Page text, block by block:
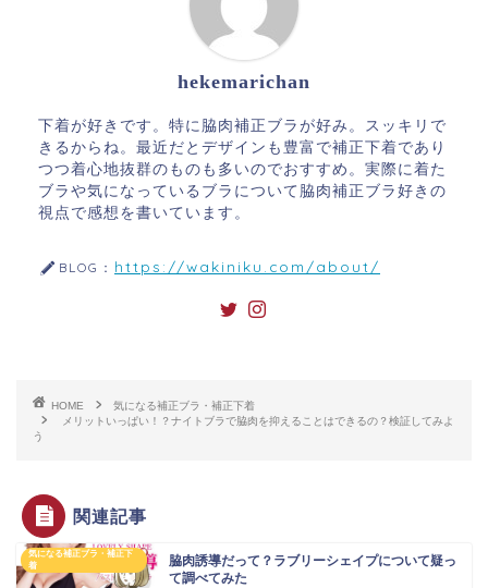
hekemarichan
下着が好きです。特に脇肉補正ブラが好み。スッキリで
きるからね。最近だとデザインも豊富で補正下着であり
つつ着心地抜群のものも多いのでおすすめ。実際に着た
ブラや気になっているブラについて脇肉補正ブラ好きの
視点で感想を書いています。
BLOG： https://wakiniku.com/about/
HOME
気になる補正ブラ・補正下着
メリットいっぱい！？ナイトブラで脇肉を抑えることはできるの？検証してみよ
う
関連記事
気になる補正ブラ・補正下
着
脇肉誘導だって？ラブリーシェイプについて疑っ
て調べてみた